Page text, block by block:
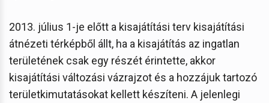
2013. július 1-je előtt a kisajátítási terv kisajátítási
átnézeti térképből állt, ha a kisajátítás az ingatlan
területének csak egy részét érintette, akkor
kisajátítási változási vázrajzot és a hozzájuk tartozó
területkimutatásokat kellett készíteni. A jelenlegi